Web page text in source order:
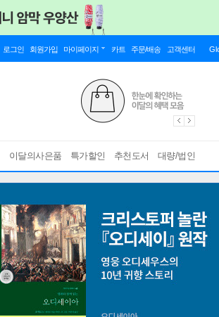
로그인 회원가입 마이페이지 카트 주문/배송 고객센터
이달의사은품 특가할인 추천도서 대량/법인